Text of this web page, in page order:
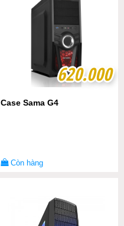
620.000
620.000
Case Sama G4
Còn hàng